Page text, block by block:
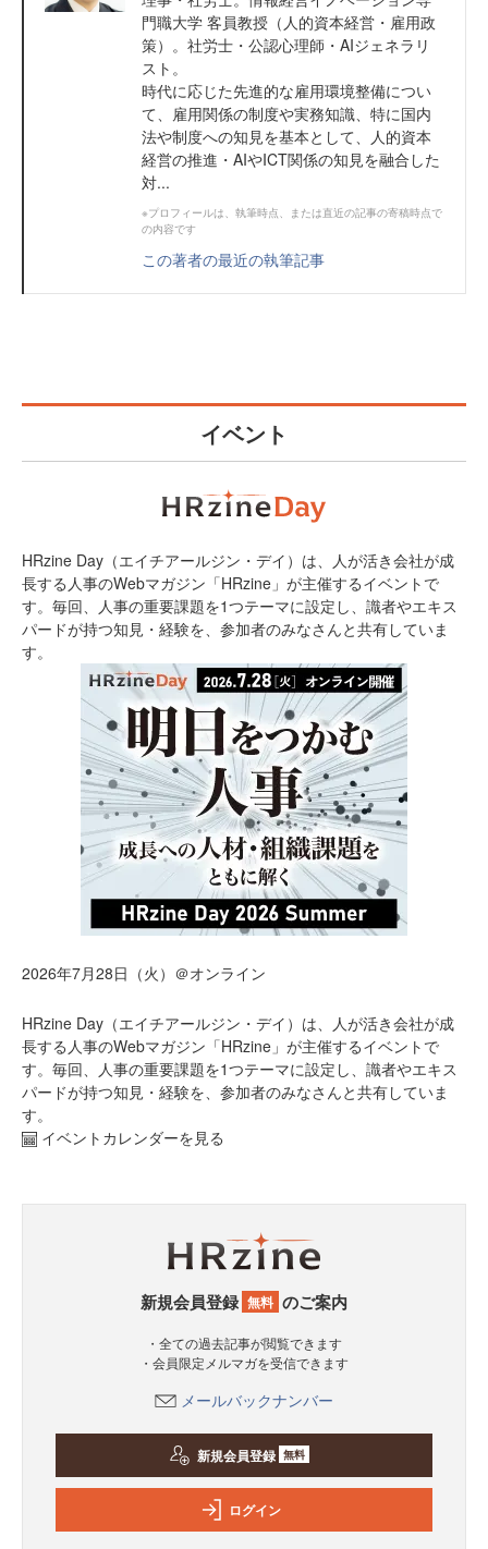
門職大学 客員教授（人的資本経営・雇用政
策）。社労士・公認心理師・AIジェネラリ
スト。
時代に応じた先進的な雇用環境整備につい
て、雇用関係の制度や実務知識、特に国内
法や制度への知見を基本として、人的資本
経営の推進・AIやICT関係の知見を融合した
対...
※プロフィールは、執筆時点、または直近の記事の寄稿時点で
の内容です
この著者の最近の執筆記事
イベント
HRzine Day（エイチアールジン・デイ）は、人が活き会社が成
長する人事のWebマガジン「HRzine」が主催するイベントで
す。毎回、人事の重要課題を1つテーマに設定し、識者やエキス
パードが持つ知見・経験を、参加者のみなさんと共有していま
す。
2026年7月28日（火）＠オンライン
HRzine Day（エイチアールジン・デイ）は、人が活き会社が成
長する人事のWebマガジン「HRzine」が主催するイベントで
す。毎回、人事の重要課題を1つテーマに設定し、識者やエキス
パードが持つ知見・経験を、参加者のみなさんと共有していま
す。
イベントカレンダーを見る
新規会員登録 無料 のご案内
・全ての過去記事が閲覧できます
・会員限定メルマガを受信できます
メールバックナンバー
新規会員登録 無料
ログイン